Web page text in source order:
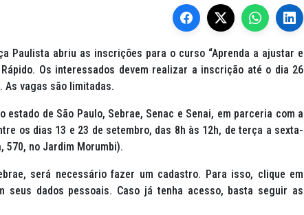
Paulista abriu as inscrições para o curso “Aprenda a ajustar e
Os interessados devem realizar a inscrição até o dia 26
. As vagas são limitadas.
de São Paulo, Sebrae, Senac e Senai, em parceria com a
os dias 13 e 23 de setembro, das 8h às 12h, de terça a sexta-
570, no Jardim Morumbi).
será necessário fazer um cadastro. Para isso, clique em
seus dados pessoais. Caso já tenha acesso, basta seguir as